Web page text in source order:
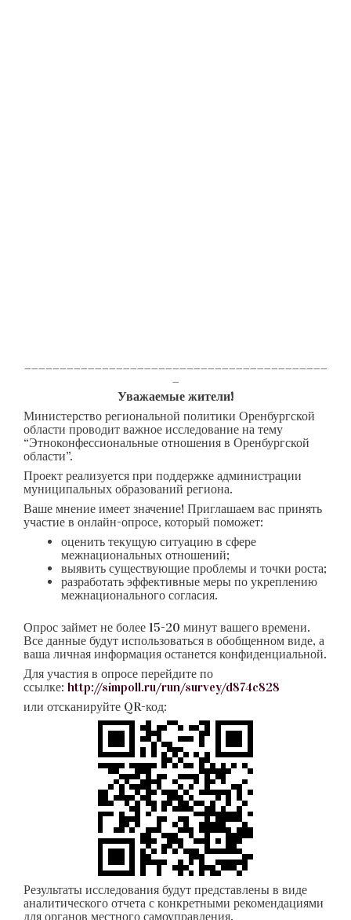
Уважаемые жители!
Министерство региональной политики Оренбургской
области проводит важное исследование на тему
“Этноконфессиональные отношения в Оренбургской
области”.
Проект реализуется при поддержке администрации
муниципальных образований региона.
Ваше мнение имеет значение! Приглашаем вас принять
участие в онлайн-опросе, который поможет:
оценить текущую ситуацию в сфере
межнациональных отношений;
выявить существующие проблемы и точки роста;
разработать эффективные меры по укреплению
межнационального согласия.
Опрос займет не более 15-20 минут вашего времени.
Все данные будут использоваться в обобщенном виде, а
ваша личная информация останется конфиденциальной.
Для участия в опросе перейдите по
ссылке: http://simpoll.ru/run/survey/d874c828
или отсканируйте QR-код:
Результаты исследования будут представлены в виде
аналитического отчета с конкретными рекомендациями
для органов местного самоуправления.